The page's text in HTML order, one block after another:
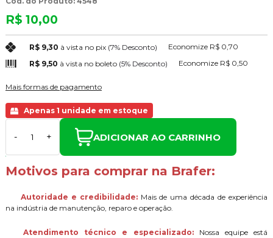
R$ 10,00
R$ 9,30 à vista no pix (7% Desconto) Economize R$ 0,70
R$ 9,50 à vista no boleto (5% Desconto) Economize R$ 0,50
Mais formas de pagamento
Apenas 1 unidade em estoque
- + ADICIONAR AO CARRINHO
Motivos para comprar na Brafer:
Autoridade e credibilidade: Mais de uma década de experiência
na indústria de manutenção, reparo e operação.
Atendimento técnico e especializado:
Nossa equipe está